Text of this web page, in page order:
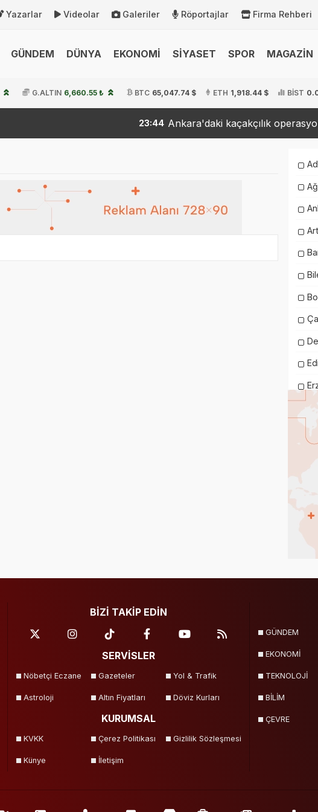
Yazarlar Videolar Galeriler Röportajlar Firma Rehberi
GÜNDEM DÜNYA EKONOMİ SİYASET SPOR MAGAZİN
G.ALTIN 6,660.55 ₺ BTC 65,047.74 $ ETH 1,918.44 $ BİST
23:44 Ankara'daki kaçakçılık
BİZİ TAKİP EDİN
SERVİSLER
Nöbetçi Eczane Gazeteler Yol & Trafik
Astroloji Altın Fiyatları Döviz Kurları
KURUMSAL
KVKK Çerez Politikası Gizlilik Sözleşmesi
Künye İletişim
GÜNDEM
EKONOMİ
TEKNOLOJİ
BİLİM
ÇEVRE